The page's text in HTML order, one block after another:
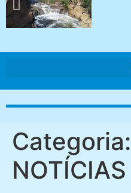
Categoria:
NOTÍCIAS